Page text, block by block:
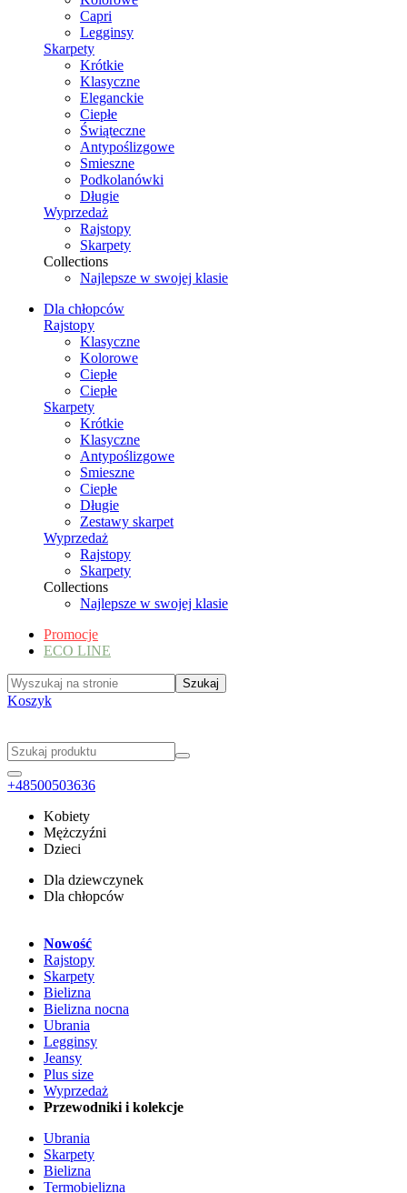
Capri
Legginsy
Skarpety
Krótkie
Klasyczne
Eleganckie
Ciepłe
Świąteczne
Antypoślizgowe
Smieszne
Podkolanówki
Długie
Wyprzedaż
Rajstopy
Skarpety
Collections
Najlepsze w swojej klasie
Dla chłopców
Rajstopy
Klasyczne
Kolorowe
Ciepłe
Ciepłe
Skarpety
Krótkie
Klasyczne
Antypoślizgowe
Smieszne
Ciepłe
Długie
Zestawy skarpet
Wyprzedaż
Rajstopy
Skarpety
Collections
Najlepsze w swojej klasie
Promocje
ECO LINE
Koszyk
+48500503636
Kobiety
Mężczyźni
Dzieci
Dla dziewczynek
Dla chłopców
Nowość
Rajstopy
Skarpety
Bielizna
Bielizna nocna
Ubrania
Legginsy
Jeansy
Plus size
Wyprzedaż
Przewodniki i kolekcje
Ubrania
Skarpety
Bielizna
Termobielizna